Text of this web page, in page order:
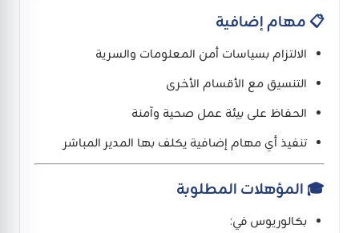
📋 مهام إضافية
الالتزام بسياسات أمن المعلومات والسرية
التنسيق مع الأقسام الأخرى
الحفاظ على بيئة عمل صحية وآمنة
تنفيذ أي مهام إضافية يكلف بها المدير المباشر
🎓 المؤهلات المطلوبة
بكالوريوس في: